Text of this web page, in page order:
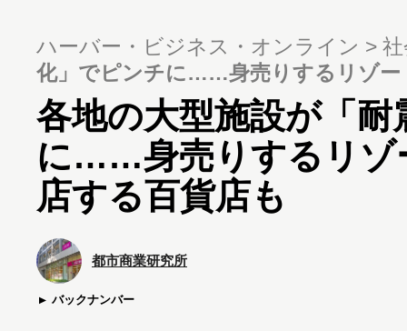
ハーバー・ビジネス・オンライン
化」でピンチに……身売りするリゾー
各地の大型施設が「
に……身売りするリゾ
店する百貨店も
都市商業研究所
バックナンバー